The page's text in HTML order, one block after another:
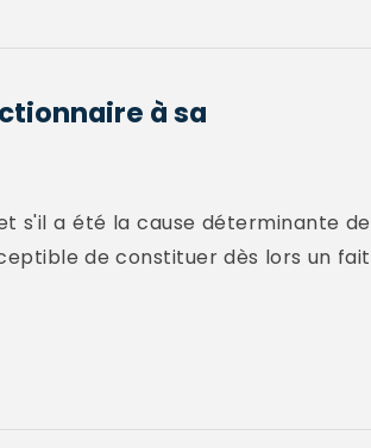
à sa
s'il a été la cause déterminante de
de constituer dès lors un fait